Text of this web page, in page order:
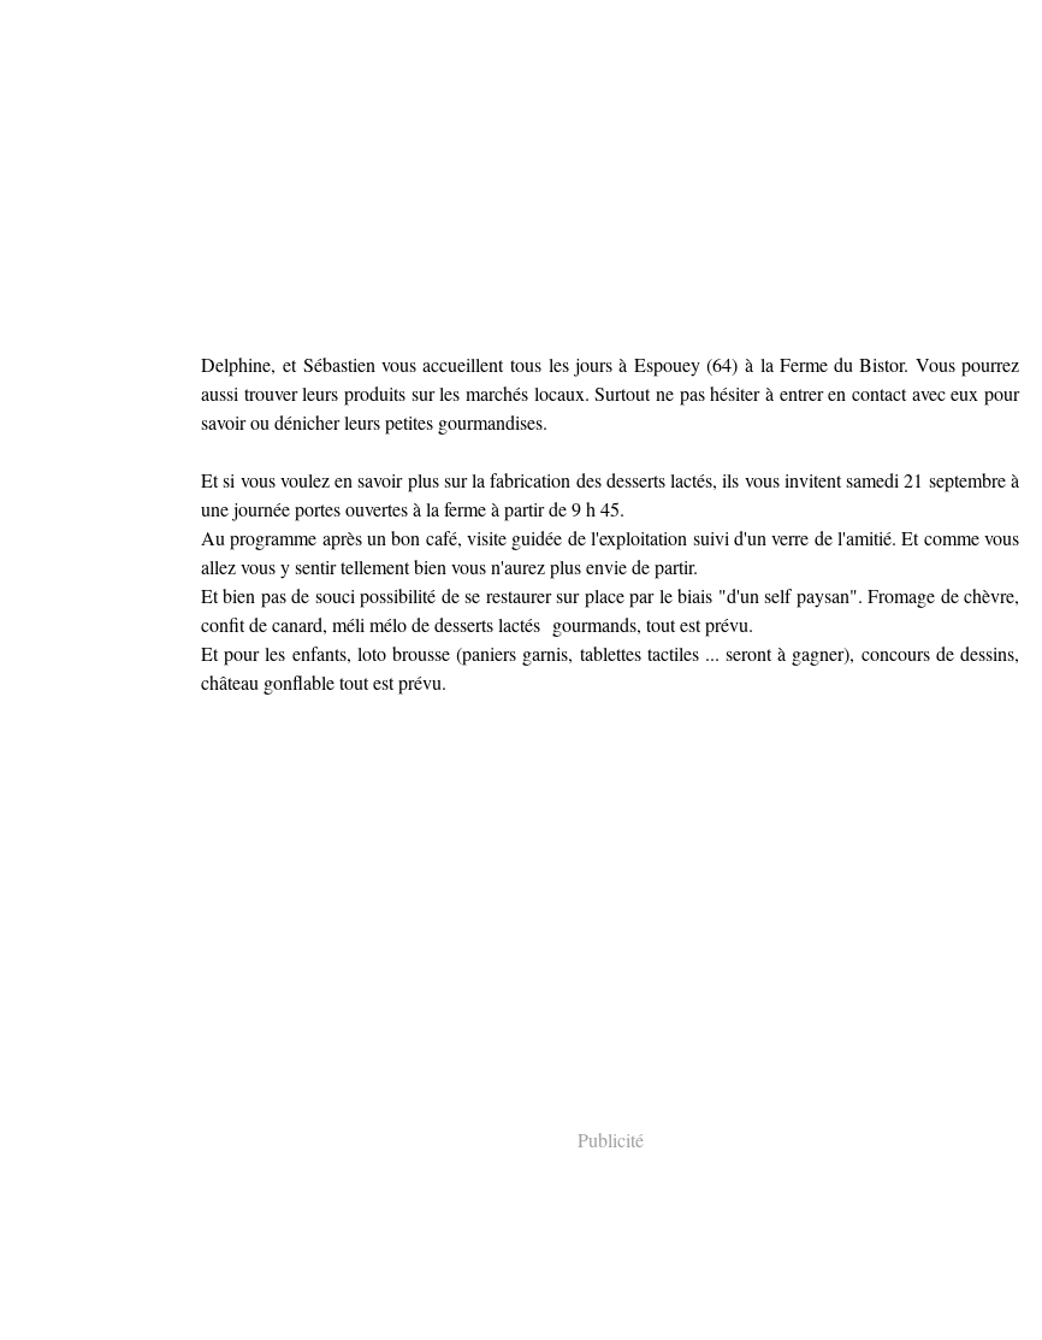
Delphine, et Sébastien vous accueillent tous les jours à Espouey (64) à la Ferme du Bistor. Vous pourrez
aussi trouver leurs produits sur les marchés locaux. Surtout ne pas hésiter à entrer en contact avec eux pour
savoir ou dénicher leurs petites gourmandises.
Et si vous voulez en savoir plus sur la fabrication des desserts lactés, ils vous invitent samedi 21 septembre à
une journée portes ouvertes à la ferme à partir de 9 h 45.
Au programme après un bon café, visite guidée de l'exploitation suivi d'un verre de l'amitié. Et comme vous
allez vous y sentir tellement bien vous n'aurez plus envie de partir.
Et bien pas de souci possibilité de se restaurer sur place par le biais "d'un self paysan". Fromage de chèvre,
confit de canard, méli mélo de desserts lactés gourmands, tout est prévu.
Et pour les enfants, loto brousse (paniers garnis, tablettes tactiles ... seront à gagner), concours de dessins,
château gonflable tout est prévu.
Publicité